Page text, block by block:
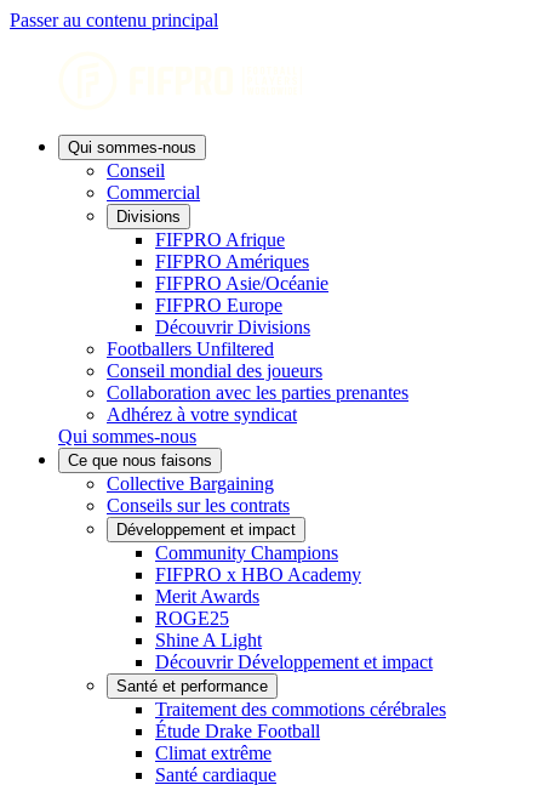
Passer au contenu principal
Qui sommes-nous
Conseil
Commercial
Divisions
FIFPRO Afrique
FIFPRO Amériques
FIFPRO Asie/Océanie
FIFPRO Europe
Découvrir Divisions
Footballers Unfiltered
Conseil mondial des joueurs
Collaboration avec les parties prenantes
Adhérez à votre syndicat
Qui sommes-nous
Ce que nous faisons
Collective Bargaining
Conseils sur les contrats
Développement et impact
Community Champions
FIFPRO x HBO Academy
Merit Awards
ROGE25
Shine A Light
Découvrir Développement et impact
Santé et performance
Traitement des commotions cérébrales
Étude Drake Football
Climat extrême
Santé cardiaque